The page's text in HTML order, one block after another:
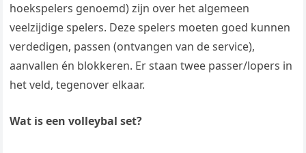
hoekspelers genoemd) zijn over het algemeen
veelzijdige spelers. Deze spelers moeten goed kunnen
verdedigen, passen (ontvangen van de service),
aanvallen én blokkeren. Er staan twee passer/lopers in
het veld, tegenover elkaar.
Wat is een volleybal set?